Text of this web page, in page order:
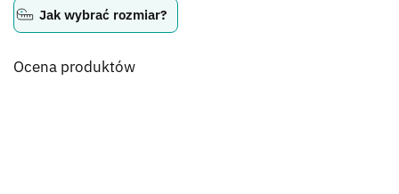
Jak wybrać rozmiar?
Ocena produktów